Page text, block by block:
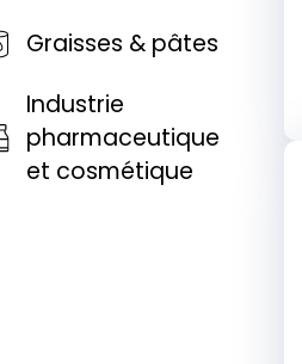
Graisses & pâtes
Industrie
pharmaceutique
et cosmétique